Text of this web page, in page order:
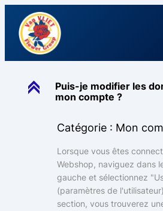
C
Puis-je modifier les
mon compte ?
Catégorie : Mon
Lorsque vous êtes
Webshop, naviguez dans
gauche et sélectionnez
(paramètres de
section, vous trouverez